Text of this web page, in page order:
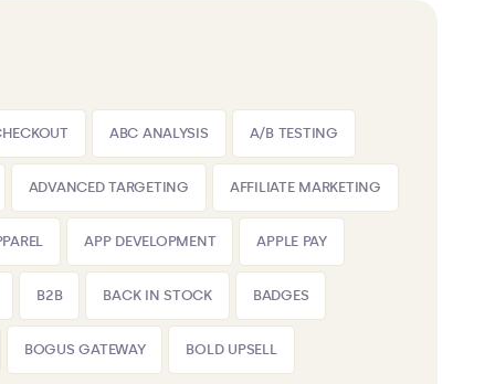
ABC ANALYSIS A/B TESTING
ADVANCED TARGETING AFFILIATE MARKETING
APP DEVELOPMENT APPLE PAY
B2B BACK IN STOCK BADGES
BOGUS GATEWAY BOLD UPSELL